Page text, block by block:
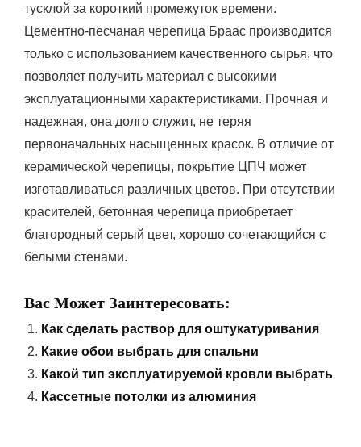
тусклой за короткий промежуток времени.
Цементно-песчаная черепица Браас производится
только с использованием качественного сырья, что
позволяет получить материал с высокими
эксплуатационными характеристиками. Прочная и
надежная, она долго служит, не теряя
первоначальных насыщенных красок. В отличие от
керамической черепицы, покрытие ЦПЧ может
изготавливаться различных цветов. При отсутствии
красителей, бетонная черепица приобретает
благородный серый цвет, хорошо сочетающийся с
белыми стенами.
Вас Может Заинтересовать:
Как сделать раствор для оштукатуривания
Какие обои выбрать для спальни
Какой тип эксплуатируемой кровли выбрать
Кассетные потолки из алюминия